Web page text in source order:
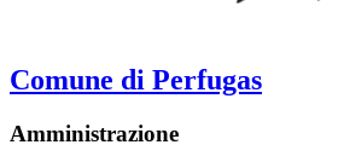
Comune di Perfugas
Amministrazione